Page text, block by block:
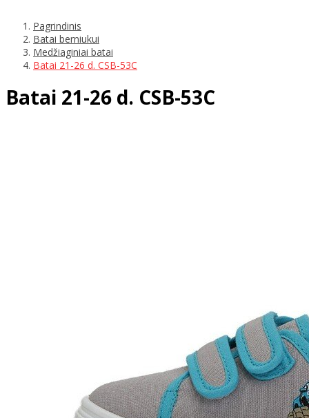
Pagrindinis
Batai berniukui
Medžiaginiai batai
Batai 21-26 d. CSB-53C
Batai 21-26 d. CSB-53C